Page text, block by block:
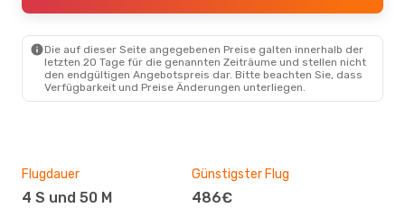
Die auf dieser Seite angegebenen Preise galten innerhalb der
letzten 20 Tage für die genannten Zeiträume und stellen nicht
den endgültigen Angebotspreis dar. Bitte beachten Sie, dass
Verfügbarkeit und Preise Änderungen unterliegen.
Flugdauer
4 S und 50 M
Günstigster Flug
486€